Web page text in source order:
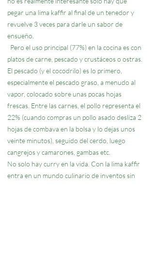
pegar una lima kaffir al final de un tenedor y
revuelve 3 veces para darle un sabor de
ensueño.
Pero el uso principal (77%) en la cocina es con
platos de carne, pescado y crustáceos o ostras.
El pescado (y el cocodrilo) es lo primero,
especialmente el pescado graso, a menudo al
vapor, colocado sobre unas pocas hojas
frescas. Entre las carnes, el pollo representa el
22% (cuando compras un pollo asado desliza 2
hojas de combava en la bolsa y lo dejas unos
veinte minutos), seguido del cerdo, luego
cangrejos y camarones, gambas etc.
No solo hay curry en la vida. Con la lima kaffir
entra en un mundo culinario de inventos sin